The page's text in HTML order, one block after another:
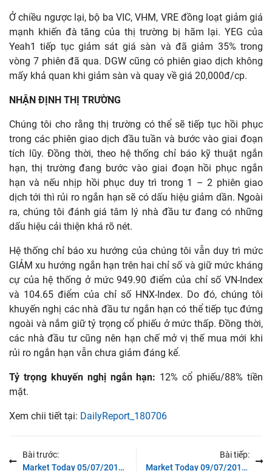
Ở chiều ngược lại, bộ ba VIC, VHM, VRE đồng loạt giảm giá
mạnh khiến đà tăng của thị trường bị hãm lại. YEG của
Yeah1 tiếp tục giảm sát giá sàn và đã giảm 35% trong
vòng 7 phiên đã qua. DGW cũng có phiên giao dịch không
mấy khả quan khi giảm sàn và quay về giá 20,000đ/cp.
NHẬN ĐỊNH THỊ TRƯỜNG
Chúng tôi cho rằng thị trường có thể sẽ tiếp tục hồi phục
trong các phiên giao dịch đầu tuần và bước vào giai đoạn
tích lũy. Đồng thời, theo hệ thống chỉ báo kỹ thuật ngắn
hạn, thị trường đang bước vào giai đoạn hồi phục ngắn
hạn và nếu nhịp hồi phục duy trì trong 1 – 2 phiên giao
dịch tới thì rủi ro ngắn hạn sẽ có dấu hiệu giảm dần. Ngoài
ra, chúng tôi đánh giá tâm lý nhà đầu tư đang có những
dấu hiệu cải thiện khá rõ nét.
Hệ thống chỉ báo xu hướng của chúng tôi vẫn duy trì mức
GIẢM xu hướng ngắn hạn trên hai chỉ số và giữ mức kháng
cự của hệ thống ở mức 949.90 điểm của chỉ số VN-Index
và 104.65 điểm của chỉ số HNX-Index. Do đó, chúng tôi
khuyến nghị các nhà đầu tư ngắn hạn có thể tiếp tục đứng
ngoài và nắm giữ tỷ trọng cổ phiếu ở mức thấp. Đồng thời,
các nhà đầu tư cũng nên hạn chế mở vị thế mua mới khi
rủi ro ngắn hạn vẫn chưa giảm đáng kể.
Tỷ trọng khuyến nghị ngắn hạn: 12% cổ phiếu/88% tiền
mặt.
Xem chii tiết tại: DailyReport_180706
Bài trước:
Market Today 05/07/2018 – Chỉ số VN-Index giảm dưới mức 900 điểm
Bài tiếp:
Market Today 09/07/2018 – Thị trường sẽ tiếp tục trạng thái đi ngang